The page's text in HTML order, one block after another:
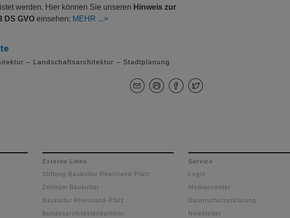
werden. Hier können Sie unseren Hinweis zur
DS GVO einsehen: MEHR
– Landschaftsarchitektur – Stadtplanung
Externe Links
Stiftung Baukultur Rheinland-Pfalz
Zentrum Baukultur
Baukultur Rheinland-Pfalz
Bundesarchitektenkammer
Service
Login
Mediencenter
Datenschutzerklärung
Newsletter